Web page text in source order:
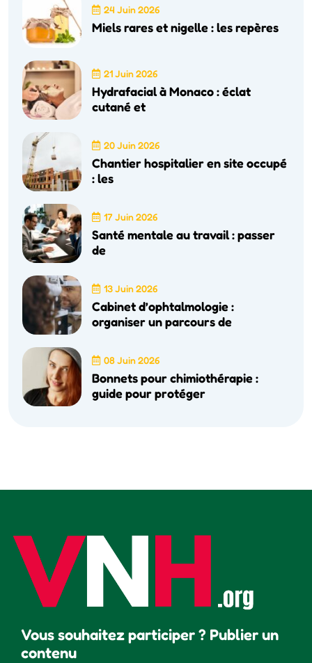
24 Juin 2026
Miels rares et nigelle : les repères
21 Juin 2026
Hydrafacial à Monaco : éclat
cutané et
20 Juin 2026
Chantier hospitalier en site occupé
: les
17 Juin 2026
Santé mentale au travail : passer
de
13 Juin 2026
Cabinet d’ophtalmologie :
organiser un parcours de
08 Juin 2026
Bonnets pour chimiothérapie :
guide pour protéger
Vous souhaitez participer ? Publier un
contenu